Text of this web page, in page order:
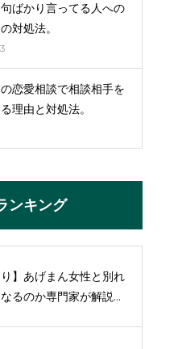
ばかり言ってる人への
対処法。
恋愛相談で相談相手を
理由と対処法。
ンキング
り】あげまん女性と別れ
るのか専門家が解説